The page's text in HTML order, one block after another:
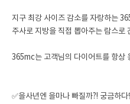
지구 최강 사이즈 감소를 자랑하는
주사로 지방을 직접 뽑아주는 람스로
365mc는 고객님의 다이어트를 항상
✅을사년엔 을마나 빠질까?! 궁금하다